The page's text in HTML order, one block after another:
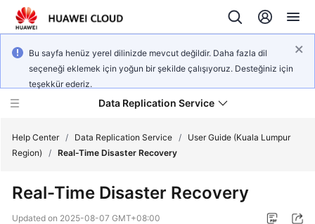
Bu sayfa henüz yerel dilinizde mevcut değildir. Daha fazla dil
seçeneği eklemek için yoğun bir şekilde çalışıyoruz. Desteğiniz için
teşekkür ederiz.
Data Replication Service
New
Help Center / Data Replication Service /
User Guide (Kuala Lumpur
Region)
/ Real-Time Disaster Recovery
Real-Time Disaster Recovery
Updated on 2025-08-07 GMT+08:00